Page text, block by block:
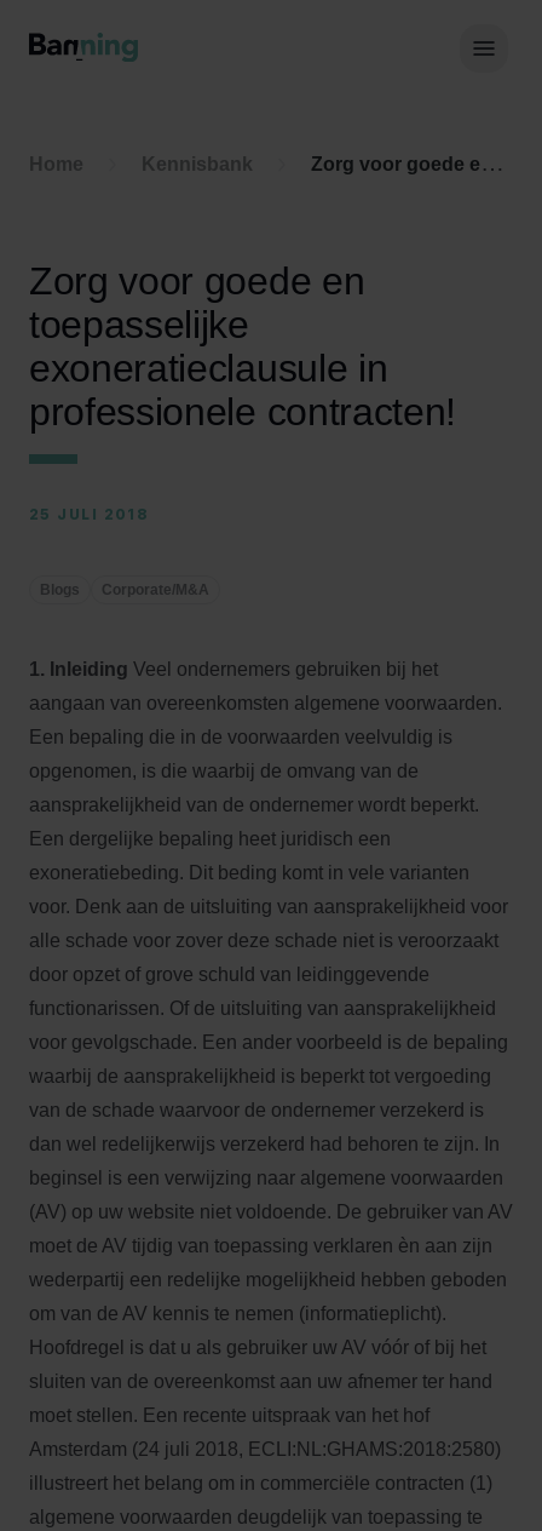
Home Kennisbank Zorg voor goede en toepasselijke exoneratieclausule in professionele contracten!
Zorg voor goede en
toepasselijke
exoneratieclausule in
professionele contracten!
25 JULI 2018
Blogs Corporate/M&A
1. Inleiding Veel ondernemers gebruiken bij het
aangaan van overeenkomsten algemene voorwaarden.
Een bepaling die in de voorwaarden veelvuldig is
opgenomen, is die waarbij de omvang van de
aansprakelijkheid van de ondernemer wordt beperkt.
Een dergelijke bepaling heet juridisch een
exoneratiebeding. Dit beding komt in vele varianten
voor. Denk aan de uitsluiting van aansprakelijkheid voor
alle schade voor zover deze schade niet is veroorzaakt
door opzet of grove schuld van leidinggevende
functionarissen. Of de uitsluiting van aansprakelijkheid
voor gevolgschade. Een ander voorbeeld is de bepaling
waarbij de aansprakelijkheid is beperkt tot vergoeding
van de schade waarvoor de ondernemer verzekerd is
dan wel redelijkerwijs verzekerd had behoren te zijn. In
beginsel is een verwijzing naar algemene voorwaarden
(AV) op uw website niet voldoende. De gebruiker van AV
moet de AV tijdig van toepassing verklaren èn aan zijn
wederpartij een redelijke mogelijkheid hebben geboden
om van de AV kennis te nemen (informatieplicht).
Hoofdregel is dat u als gebruiker uw AV vóór of bij het
sluiten van de overeenkomst aan uw afnemer ter hand
moet stellen. Een recente uitspraak van het hof
Amsterdam (24 juli 2018, ECLI:NL:GHAMS:2018:2580)
illustreert het belang om in commerciële contracten (1)
algemene voorwaarden deugdelijk van toepassing te